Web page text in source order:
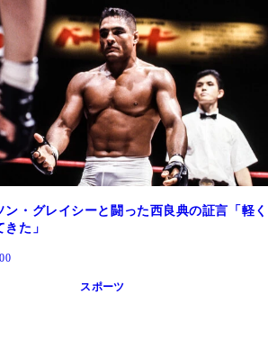
ン・グレイシーと闘った西良典の証言「軽く
た」
スポーツ